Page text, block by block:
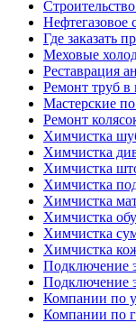
Нефтегазовое
Где заказать
Меховые
Реставрация
Ремонт труб в
Мастерские
Ремонт
Химчистка
Химчистка
Химчистка
Химчистка
Химчистка
Химчистка
Химчистка
Химчистка
Подключение
Подключение
Компании по
Компании по